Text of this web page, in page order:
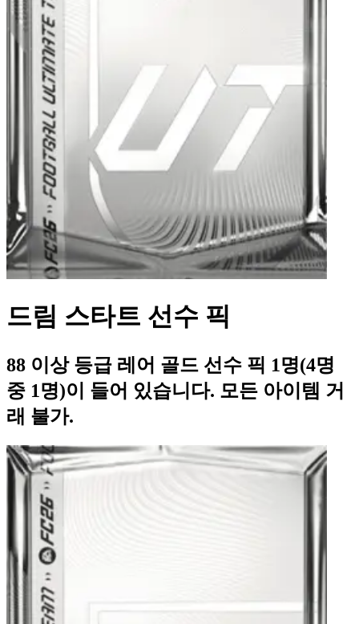
드림 스타트 선수 픽
88 이상 등급 레어 골드 선수 픽 1명(4명
중 1명)이 들어 있습니다. 모든 아이템 거
래 불가.